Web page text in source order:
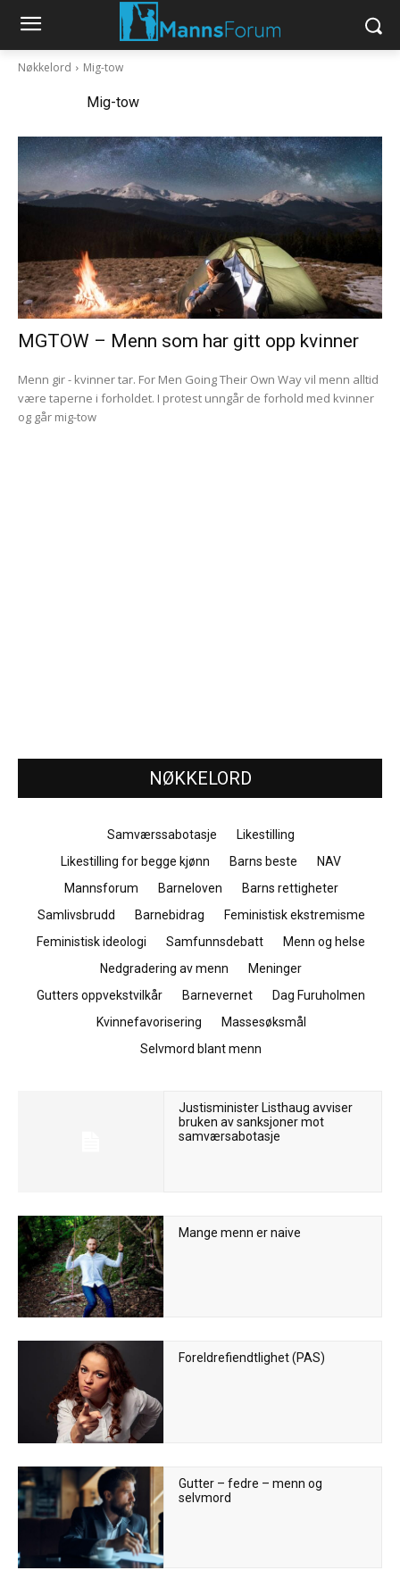
Nøkkelord Mig-tow
Mig-tow
MGTOW – Menn som har gitt opp kvinner
Menn gir - kvinner tar. For Men Going Their Own Way vil menn alltid
være taperne i forholdet. I protest unngår de forhold med kvinner
og går mig-tow
NØKKELORD
Samværssabotasje
Likestilling
Likestilling for begge kjønn
Barns beste
NAV
Mannsforum
Barneloven
Barns rettigheter
Samlivsbrudd
Barnebidrag
Feministisk ekstremisme
Feministisk ideologi
Samfunnsdebatt
Menn og helse
Nedgradering av menn
Meninger
Gutters oppvekstvilkår
Barnevernet
Dag Furuholmen
Kvinnefavorisering
Massesøksmål
Selvmord blant menn
Justisminister Listhaug avviser
bruken av sanksjoner mot
samværsabotasje
Mange menn er naive
Foreldrefiendtlighet (PAS)
Gutter – fedre – menn og
selvmord